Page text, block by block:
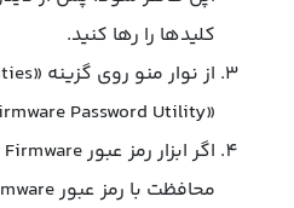
کلیدها را رها کنید.
«Firmware Password Utility» را انتخاب نمایید.